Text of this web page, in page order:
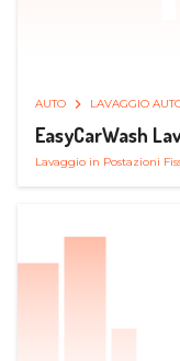
AUTO LAVAGGIO
EasyCarWash
Lavaggio in Postazioni